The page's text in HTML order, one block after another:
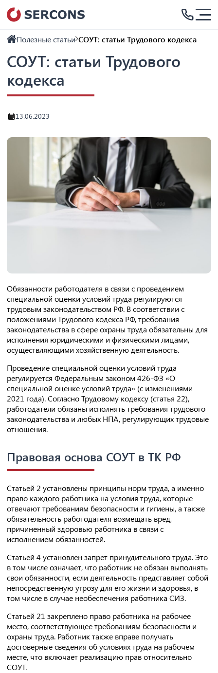
Полезные статьи СОУТ: статьи Трудового кодекса
СОУТ: статьи Трудового
кодекса
13.06.2023
Обязанности работодателя в связи с проведением
специальной оценки условий труда регулируются
трудовым законодательством РФ. В соответствии с
положениями Трудового кодекса РФ, требования
законодательства в сфере охраны труда обязательны для
исполнения юридическими и физическими лицами,
осуществляющими хозяйственную деятельность.
Проведение специальной оценки условий труда
регулируется Федеральным законом 426-ФЗ «О
специальной оценке условий труда» (с изменениями
2021 года). Согласно Трудовому кодексу (статья 22),
работодатели обязаны исполнять требования трудового
законодательства и любых НПА, регулирующих трудовые
отношения.
Правовая основа СОУТ в ТК РФ
Статьей 2 установлены принципы норм труда, а именно
право каждого работника на условия труда, которые
отвечают требованиям безопасности и гигиены, а также
обязательность работодателя возмещать вред,
причиненный здоровью работника в связи с
исполнением обязанностей.
Статьей 4 установлен запрет принудительного труда. Это
в том числе означает, что работник не обязан выполнять
свои обязанности, если деятельность представляет собой
непосредственную угрозу для его жизни и здоровья, в
том числе в случае необеспечения работника СИЗ.
Статьей 21 закреплено право работника на рабочее
место, соответствующее требованиям безопасности и
охраны труда. Работник также вправе получать
достоверные сведения об условиях труда на рабочем
месте, что включает реализацию прав относительно
СОУТ.